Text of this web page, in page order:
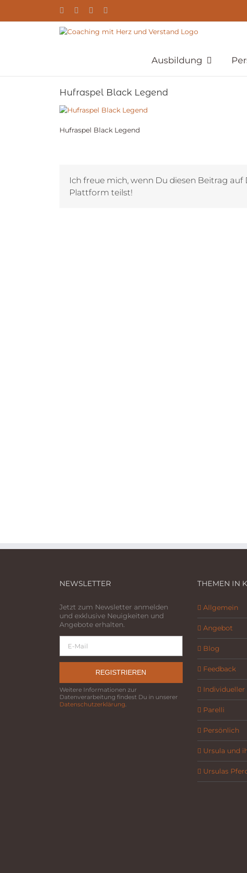
springen
YouTubeFacebookInstagram
Ausbildung
Hufraspel Black Legend
Hufraspel Black Legend
Ich freue mich, wenn Du diesen Beitrag auf
Plattform teilst!
NEWSLETTER
Jetzt zum Newsletter anmelden
und exklusive Neuigkeiten und
Angebote erhalten.
REGISTRIEREN
Weitere Informationen zur
Datenverarbeitung findest Du in unserer
Datenschutzerklärung
THEMEN IN
Allgemein
Angebot
Blog
Feedback
Parelli
Persönlich
Ursula und
Ursulas